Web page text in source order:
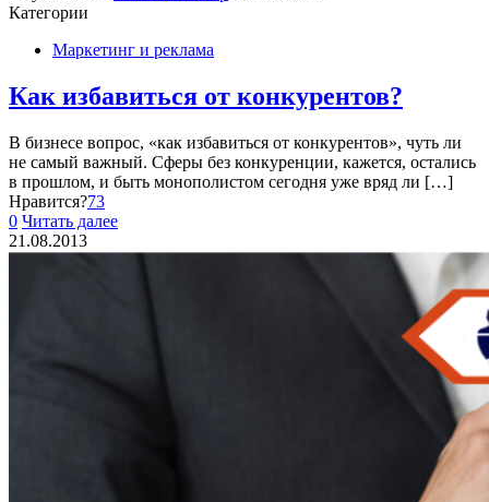
Категории
Маркетинг и реклама
Как избавиться от конкурентов?
В бизнесе вопрос, «как избавиться от конкурентов», чуть ли
не самый важный. Сферы без конкуренции, кажется, остались
в прошлом, и быть монополистом сегодня уже вряд ли […]
Нравится?73
0 Читать далее
21.08.2013